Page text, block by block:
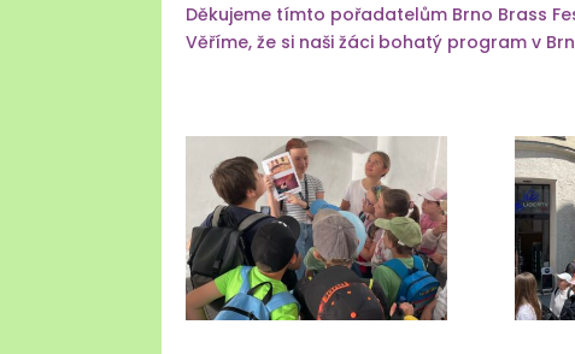
Děkujeme tímto pořadatelům Brno Brass
Věříme, že si naši žáci bohatý program v